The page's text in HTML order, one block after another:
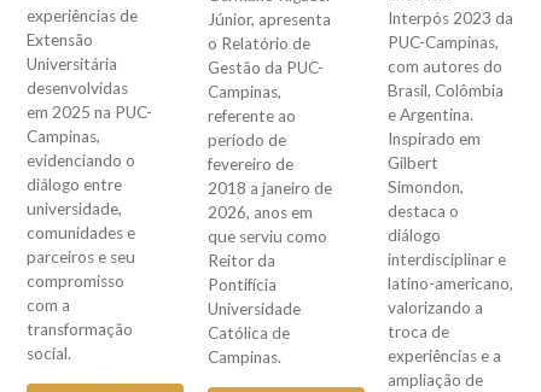
experiências de
Extensão
Universitária
desenvolvidas
em 2025 na PUC-
Campinas,
evidenciando o
diálogo entre
universidade,
comunidades e
parceiros e seu
compromisso
com a
transformação
social.
Júnior, apresenta
o Relatório de
Gestão da PUC-
Campinas,
referente ao
período de
fevereiro de
2018 a janeiro de
2026, anos em
que serviu como
Reitor da
Pontifícia
Universidade
Católica de
Campinas.
Interpós 2023 da
PUC-Campinas,
com autores do
Brasil, Colômbia
e Argentina.
Inspirado em
Gilbert
Simondon,
destaca o
diálogo
interdisciplinar e
latino-americano,
valorizando a
troca de
experiências e a
ampliação de